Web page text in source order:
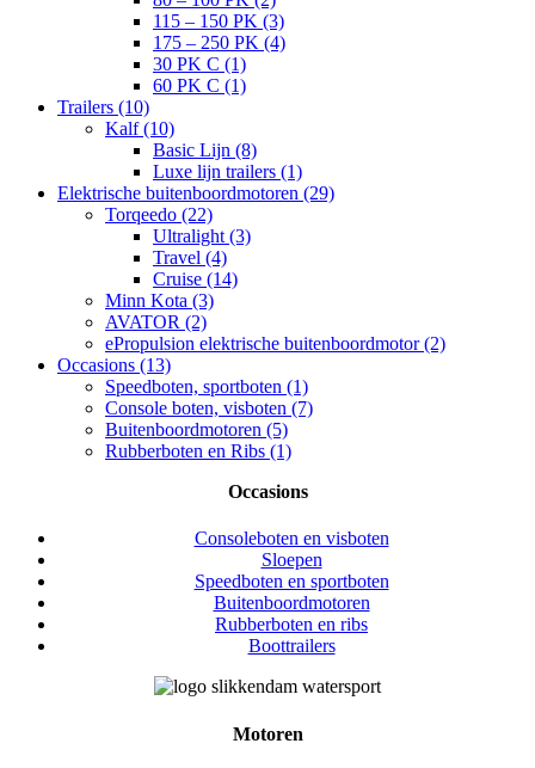
115 – 150 PK (3)
175 – 250 PK (4)
30 PK C (1)
60 PK C (1)
Trailers (10)
Kalf (10)
Basic Lijn (8)
Luxe lijn trailers (1)
Elektrische buitenboordmotoren (29)
Torqeedo (22)
Ultralight (3)
Travel (4)
Cruise (14)
Minn Kota (3)
AVATOR (2)
ePropulsion elektrische buitenboordmotor (2)
Occasions (13)
Speedboten, sportboten (1)
Console boten, visboten (7)
Buitenboordmotoren (5)
Rubberboten en Ribs (1)
Occasions
Consoleboten en visboten
Sloepen
Speedboten en sportboten
Buitenboordmotoren
Rubberboten en ribs
Boottrailers
Motoren